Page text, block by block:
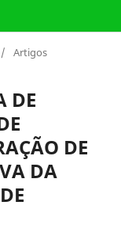
/ Artigos
DE
DE
DA